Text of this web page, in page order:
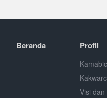
Beranda Profil
Visi dan